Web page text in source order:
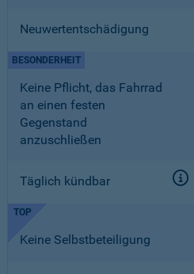
Neuwertentschädigung
Keine Pflicht, das Fahrrad
an einen festen
Gegenstand
anzuschließen
BESONDERHEIT
Täglich kündbar
TOP
Keine Selbstbeteiligung